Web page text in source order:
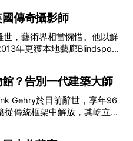
這座建築獲譽為
史博物館立面設計比賽，其
灣不同面貌。創作「臨海生
展示社區的優勢，讓觀眾感
愉景灣國際學校不同國籍的
作面具，他們的作品充滿活
直向拉鏈改為橫向。外套絨
聚酯纖維製造，並通過
出力，無疑是今年秋冬入手
，其中男裝Snap-T及女裝
所限，可著用多年，佳節送
設計源於80年代，經改良
Fjord外套的燈芯絨物料則洋
傳奇攝影師
，藝術界相當惋惜。他以鮮
年更獲本地藝廊Blindspot
不少食物嗎？ 食物的
的瑕疵、油膩甚至人工色素
情，反而揭示食物的真實面
Food》，還邀來St John
？告別一代建築大師
Gehry於日前辭世，享年96
傳統框架中解放，其屹立於
症關顧中心，亦為香港提交